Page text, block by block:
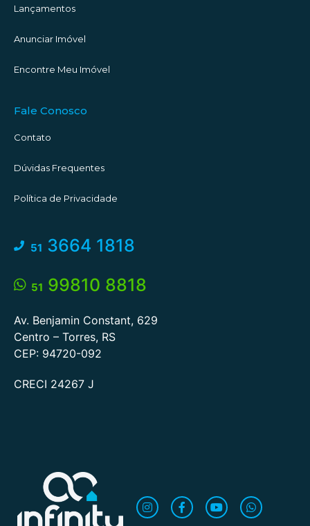
Lançamentos
Anunciar Imóvel
Encontre Meu Imóvel
Fale Conosco
Contato
Dúvidas Frequentes
Política de Privacidade
51 3664 1818
51 99810 8818
Av. Benjamin Constant, 629
Centro – Torres, RS
CEP: 94720-092
CRECI 24267 J